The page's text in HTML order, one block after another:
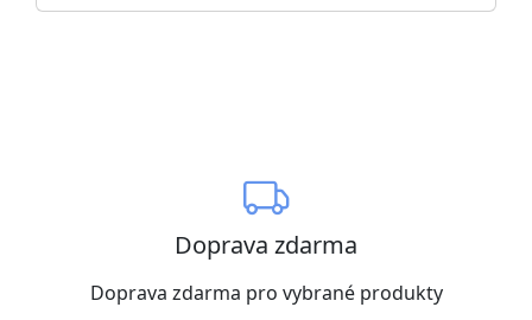
Doprava zdarma
Doprava zdarma pro vybrané produkty